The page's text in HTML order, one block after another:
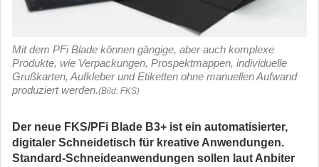
Mit dem PFi Blade können gängige, aber auch komplexe
Produkte, wie Verpackungen, Prospektmappen, individuelle
Grußkarten, Aufkleber und Etiketten ohne manuellen Aufwand
produziert werden.(Bild: FKS)
Der neue FKS/PFi Blade B3+ ist ein automatisierter,
digitaler Schneidetisch für kreative Anwendungen.
Standard-Schneideanwendungen sollen laut Anbiter